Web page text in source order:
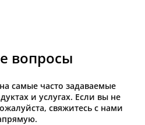
вопросы
самые часто задаваемые
и услугах. Если вы не
свяжитесь с нами